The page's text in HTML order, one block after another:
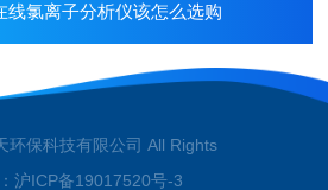
线氯离子分析仪该怎么选购
保科技有限公司 All Rights
沪ICP备19017520号-3